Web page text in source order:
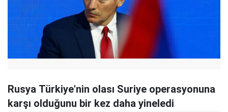
Rusya Türkiye'nin olası Suriye operasyonuna
karşı olduğunu bir kez daha yineledi